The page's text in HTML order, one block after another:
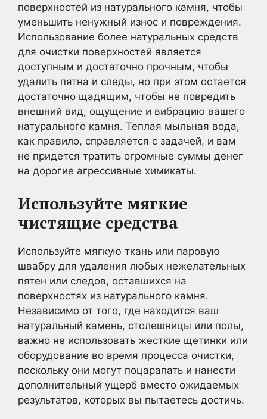
поверхностей из натурального камня, чтобы
уменьшить ненужный износ и повреждения.
Использование более натуральных средств
для очистки поверхностей является
доступным и достаточно прочным, чтобы
удалить пятна и следы, но при этом остается
достаточно щадящим, чтобы не повредить
внешний вид, ощущение и вибрацию вашего
натурального камня. Теплая мыльная вода,
как правило, справляется с задачей, и вам
не придется тратить огромные суммы денег
на дорогие агрессивные химикаты.
Используйте мягкие
чистящие средства
Используйте мягкую ткань или паровую
швабру для удаления любых нежелательных
пятен или следов, оставшихся на
поверхностях из натурального камня.
Независимо от того, где находится ваш
натуральный камень, столешницы или полы,
важно не использовать жесткие щетинки или
оборудование во время процесса очистки,
поскольку они могут поцарапать и нанести
дополнительный ущерб вместо ожидаемых
результатов, которых вы пытаетесь достичь.